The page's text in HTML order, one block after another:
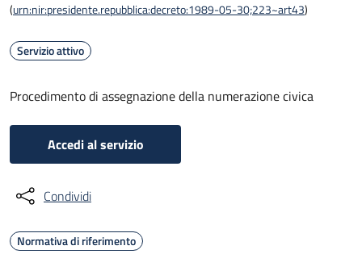
(urn:nir:presidente.repubblica:decreto:1989-05-30;223~art43)
Servizio attivo
Procedimento di assegnazione della numerazione civica
Accedi al servizio
Condividi
Normativa di riferimento